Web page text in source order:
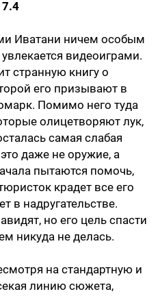
7.4
Иватани ничем особым
видеоиграми.
странную книгу о
его призывают в
Помимо него туда
олицетворяют лук,
самая слабая
даже не оружие, а
пытаются помочь,
крадет все его
в надругательстве.
но его цель спасти
никуда не делась.
на стандартную и
линию сюжета,